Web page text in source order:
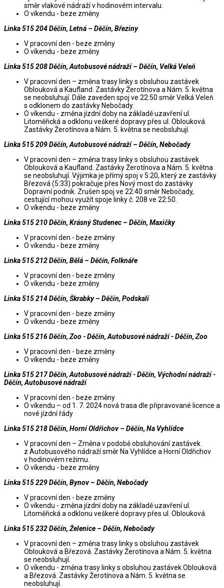
směr vlakové nádraží v hodinovém intervalu.
O víkendu - beze změny
Linka 515 204 Děčín, Letná – Děčín, Březiny
V pracovní den - beze změny
O víkendu - beze změny
Linka 515 208 Děčín, Autobusové nádraží – Děčín, Velká Veleň
V pracovní den – změna trasy linky s obsluhou zastávek
Oblouková a Kaufland. Zastávky Žerotínova a Nám. 5. května
se neobsluhují. Dále zaveden spoj ve 22:50 směr Velká Veleň
s odklonem do zastávky Nebočady.
O víkendu - změna jízdní doby na základě uzavření ul.
Litoměřická a odklonu veškeré dopravy přes ul. Oblouková.
Zastávky Žerotínova a Nám. 5. května se neobsluhují.
Linka 515 209 Děčín, Autobusové nádraží – Děčín, Nebočady
V pracovní den – změna trasy linky s obsluhou zastávek
Oblouková a Kaufland. Zastávky Žerotínova a Nám. 5. května
se neobsluhují. Výjimka je přímý spoj v 5:20, který ze zastávky
Březová (5:33) pokračuje přes Nový most do zastávky
Dopravní podnik. Zrušen spoj ve 22:40 směr Nebočady,
cestující mohou využít spoje linky č. 208 ve 22:50.
O víkendu - beze změny
Linka 515 210 Děčín, Krásný Studenec – Děčín, Maxičky
V pracovní den - beze změny
O víkendu - beze změny
Linka 515 212 Děčín, Bělá – Děčín, Folknáře
V pracovní den - beze změny
O víkendu - beze změny
Linka 515 214 Děčín, Škrabky – Děčín, Podskalí
V pracovní den - beze změny
O víkendu - beze změny
Linka 515 216 Děčín, Zoo - Děčín, Autobusové nádraží - Děčín, Zoo
V pracovní den - beze změny
O víkendu - beze změny
Linka 515 217 Děčín, Autobusové nádraží - Děčín, Východní nádraží -
Děčín, Autobusové nádraží
V pracovní den - beze změny
O víkendu – od 1. 7. 2024 nová trasa dle připravované licence a
nové jízdní řády
Linka 515 218 Děčín, Horní Oldřichov – Děčín, Na Vyhlídce
V pracovní den – Změna v podobě obsluhování zastávek
z Autobusového nádraží směr Na Vyhlídce a Horní Oldřichov
v hodinovém režimu.
O víkendu - beze změny
Linka 515 229 Děčín, Bynov – Děčín, Nebočady
V pracovní den - beze změny
O víkendu - změna jízdní doby na základě uzavření ul.
Litoměřická a odklonu veškeré dopravy přes ul. Oblouková.
Linka 515 232 Děčín, Želenice – Děčín, Nebočady
V pracovní den – změna trasy linky s obsluhou zastávek
Oblouková a Březová. Zastávky Žerotínova a Nám. 5. května
se neobsluhují.
O víkendu - změna trasy linky s obsluhou zastávek Oblouková
a Březová. Zastávky Žerotínova a Nám. 5. května se
neobsluhují.